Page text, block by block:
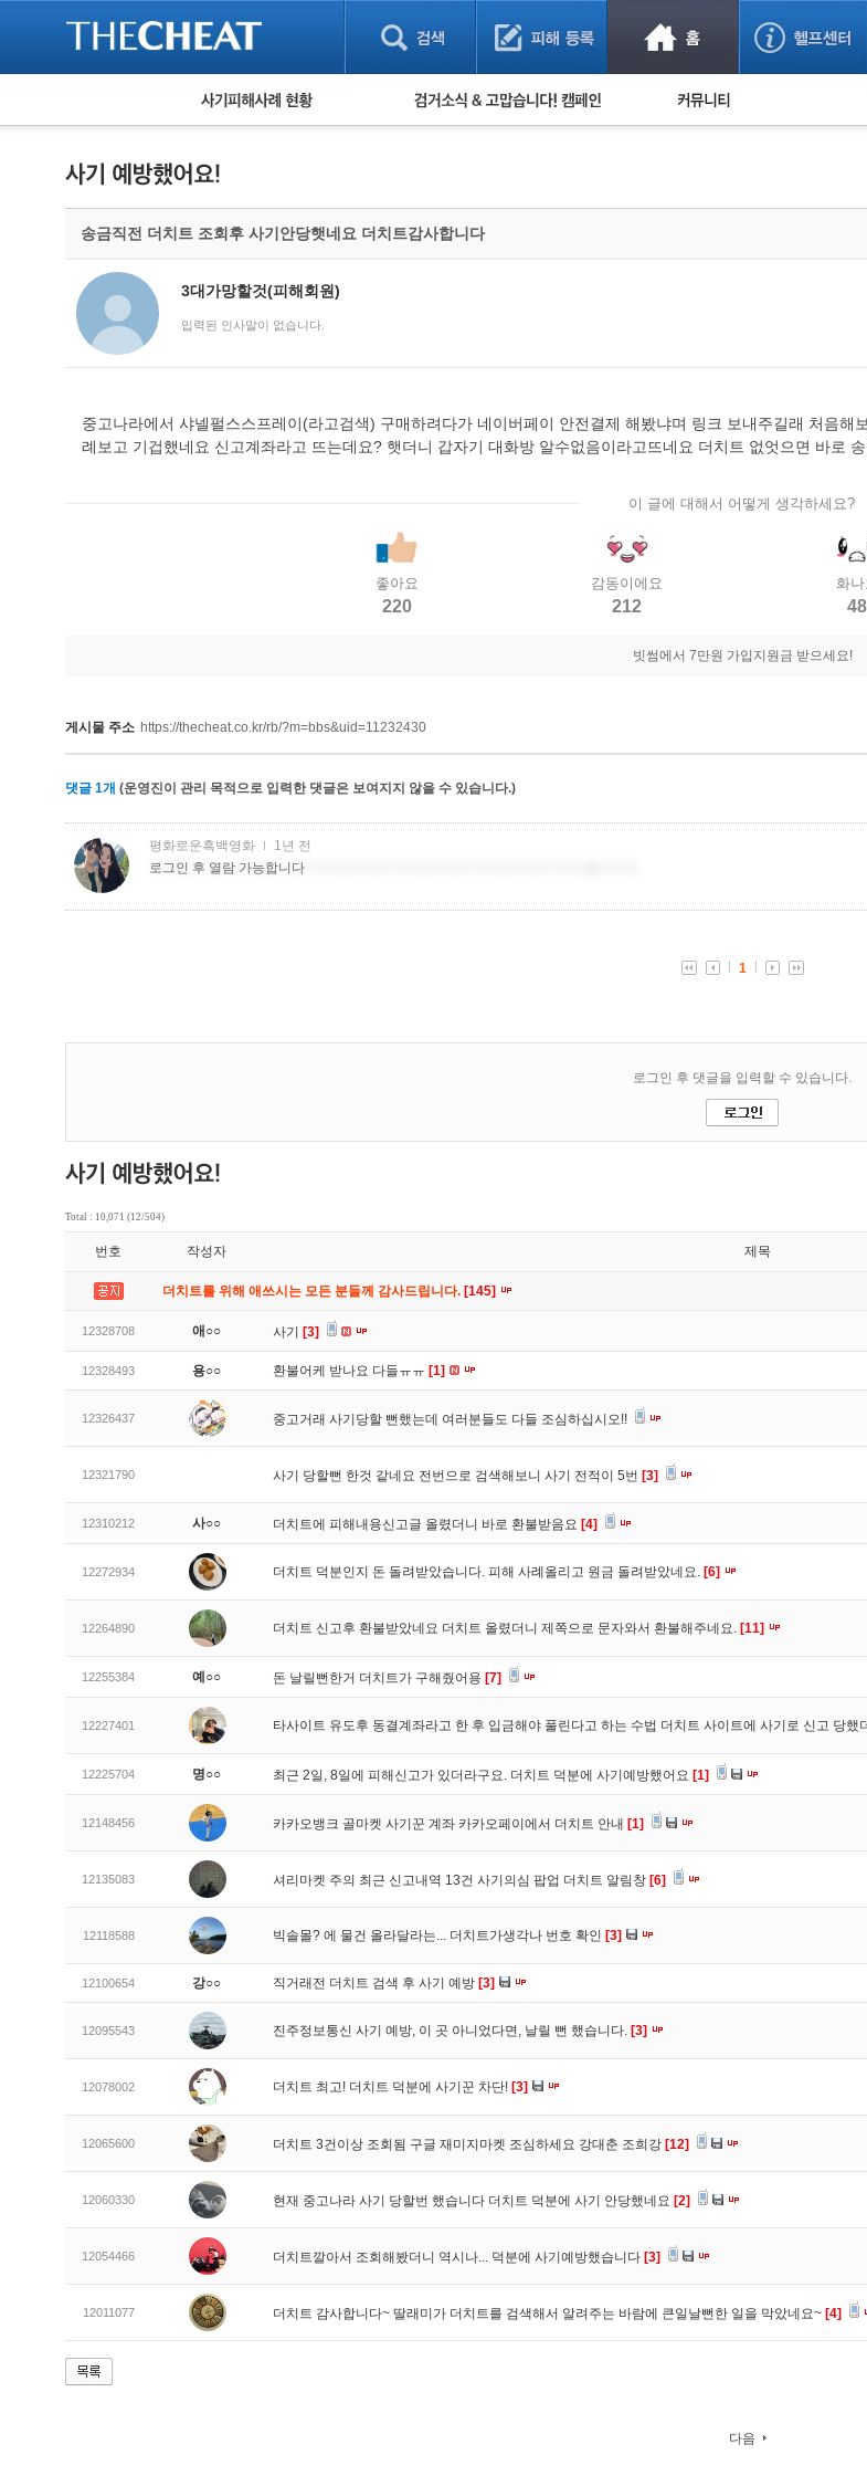
피해사례 현황
게임 · 비실물 피해사례
보이스피싱 피해사례
유해사이트 목록
비공개 피해사례
워킹홀리데이 피해사례
검거 소식 사기 예방했어요!
송금직전 더치트 조회후 사기안당햇네요 더치트감사합니다
3대가망할것(피해회원)
입력된 인사말이 없습니다.
중고나라에서 샤넬펄스스프레이(라고검색) 구매하려다가 네이버페이 안전결제 해봤냐며 링크 보내주길래 처음
례보고 기겁했네요 신고계좌라고 뜨는데요? 햇더니 갑자기 대화방 알수없음이라고뜨네요 더치트 없엇으면 바로
이 글에 대해서 어떻게 생각하세요?
좋아요
220
감동이에요
212
화나
48
빗썸에서 7만원 가입지원금 받으세요!
게시물 주소 https://thecheat.co.kr/rb/?m=bbs&uid=11232430
댓글 1개 (운영진이 관리 목적으로 입력한 댓글은 보여지지 않을 수 있습니다.)
Total : 10,071 (12/504)
번호 작성자 제목
더치트를 위해 애쓰시는 모든 분들께 감사드립니다. [145]
12328708 애○○ 사기 [3]
12328493 용○○ 환불어케 받나요 다들ㅠㅠ [1]
12326437 중고거래 사기당할 뻔했는데 여러분들도 다들 조심하십시오!!
12321790 사기 당할뻔 한것 같네요 전번으로 검색해보니 사기 전적이 5번 [3]
12310212 사○○ 더치트에 피해내용신고글 올렸더니 바로 환불받음요 [4]
12272934 더치트 덕분인지 돈 돌려받았습니다. 피해 사례올리고 원금 돌려받았네요. [6]
12264890 더치트 신고후 환불받았네요 더치트 올렸더니 제쪽으로 문자와서 환불해주네요. [11]
12255384 예○○ 돈 날릴뻔한거 더치트가 구해줬어용 [7]
12227401 타사이트 유도후 동결계좌라고 한 후 입금해야 풀린다고 하는 수법 더치트 사이트에 사기로 신고 당했
12225704 명○○ 최근 2일, 8일에 피해신고가 있더라구요. 더치트 덕분에 사기예방했어요 [1]
12148456 카카오뱅크 골마켓 사기꾼 계좌 카카오페이에서 더치트 안내 [1]
12135083 셔리마켓 주의 최근 신고내역 13건 사기의심 팝업 더치트 알림창 [6]
12118588 빅솔몰? 에 물건 올라달라는... 더치트가생각나 번호 확인 [3]
12100654 강○○ 직거래전 더치트 검색 후 사기 예방 [3]
12095543 진주정보통신 사기 예방, 이 곳 아니었다면, 날릴 뻔 했습니다. [3]
12078002 더치트 최고! 더치트 덕분에 사기꾼 차단! [3]
12065600 더치트 3건이상 조회됨 구글 재미지마켓 조심하세요 강대춘 조희강 [12]
12060330 현재 중고나라 사기 당할번 했습니다 더치트 덕분에 사기 안당했네요 [2]
12054466 더치트깔아서 조회해봤더니 역시나... 덕분에 사기예방했습니다 [3]
12011077 더치트 감사합니다~ 딸래미가 더치트를 검색해서 알려주는 바람에 큰일날뻔한 일을 막았네요~ [4]
다음